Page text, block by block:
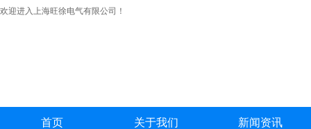
欢迎进入上海旺徐电气有限公司！
首页 关于我们 新闻资讯